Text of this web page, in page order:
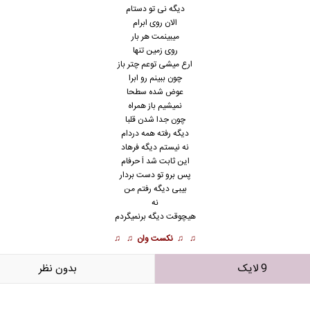
دیگه نی تو دستام
الان روی ابرام
میبینمت هر بار
روی زمین تنها
ارع میشی توعم چتر باز
چون ببینم رو ابرا
عوض شده سطحا
نمیشیم باز همراه
چون جدا شدن قلبا
دیگه رفته همه دردام
نه نیستم دیگه فرهاد
این ثابت شد اَ حرفام
پس برو تو دست بردار
بیبی دیگه رفتم من
نه
هیچوقت دیگه برنمیگردم
♫ ♫ نکست وان ♫ ♫
9 لایک بدون نظر